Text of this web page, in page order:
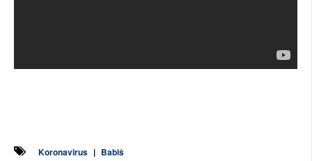
Koronavirus | Babiš